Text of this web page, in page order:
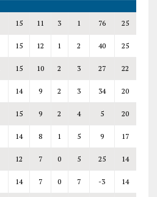
15 11 3 1 76 25
15 12 1 2 40 25
15 10 2 3 27 22
14 9 2 3 34 20
15 9 2 4 5 20
14 8 1 5 9 17
12 7 0 5 25 14
14 7 0 7 -3 14